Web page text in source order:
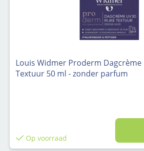
Louis Widmer Proderm Dagcrème
Textuur 50 ml - zonder parfum
Op voorraad